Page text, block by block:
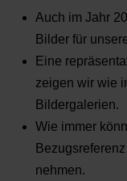
Auch im Jahr
Bilder für
Eine
zeigen wir wie
Bildergalerien.
Wie immer
nehmen.